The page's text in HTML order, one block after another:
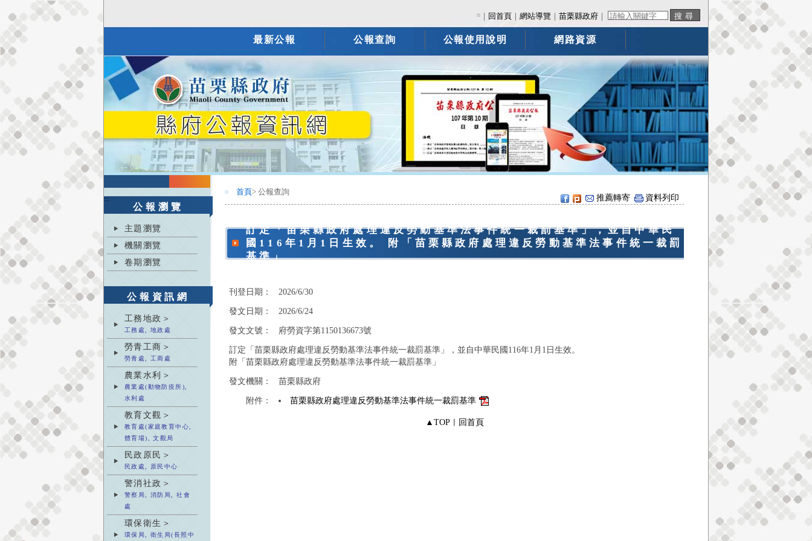
::: 回首頁 ｜網站導覽 ｜苗栗縣政府
最新公報 公報查詢 公報使用說明 網路資源
:::
公報瀏覽
主題瀏覽
機關瀏覽
卷期瀏覽
公報資訊網
工務地政＞
工務處, 地政處
勞青工商＞
勞青處, 工商處
農業水利＞
農業處(動物防疫所),
水利處
教育文觀＞
教育處(家庭教育中心,
體育場), 文觀局
民政原民＞
民政處, 原民中心
警消社政＞
警察局, 消防局, 社會
處
環保衛生＞
環保局, 衛生局(長照中
::: 首頁> 公報查詢
推薦轉寄 資料列印
訂定「苗栗縣政府處理違反勞動基準法事件統一裁罰基準」，並自中華民
國116年1月1日生效。 附「苗栗縣政府處理違反勞動基準法事件統一裁罰
基準」
刊登日期：
2026/6/30
發文日期：
2026/6/24
發文文號：
府勞資字第1150136673號
訂定「苗栗縣政府處理違反勞動基準法事件統一裁罰基準」，並自中華民國116年1月1日生效。
附「苗栗縣政府處理違反勞動基準法事件統一裁罰基準」
發文機關：
苗栗縣政府
附件：
苗栗縣政府處理違反勞動基準法事件統一裁罰基準
▲TOP︱ 回首頁